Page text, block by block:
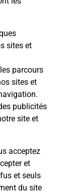
sites et
parcours
sites et
publicités
site et
acceptez
et
et seuls
du site
: